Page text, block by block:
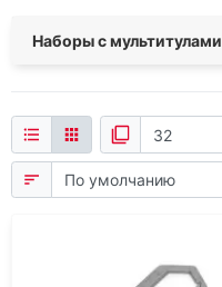
Наборы с мультитулами